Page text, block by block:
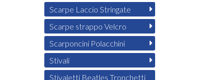
Scarpe Laccio Stringate
Scarpe strappo Velcro
Scarponcini Polacchini
Stivali
Stivaletti Beatles Tronchetti